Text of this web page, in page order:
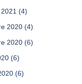
(4)
2020 (4)
2020 (6)
(6)
(6)